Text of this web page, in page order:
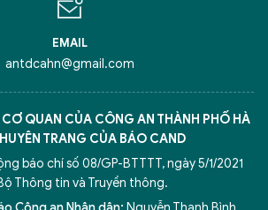
EMAIL
antdcahn@gmail.com
QUAN CỦA CÔNG AN THÀNH PHỐ HÀ
TRANG CỦA BÁO CAND
báo chí số 08/GP-BTTTT, ngày 5/1/2021
Thông tin và Truyền thông.